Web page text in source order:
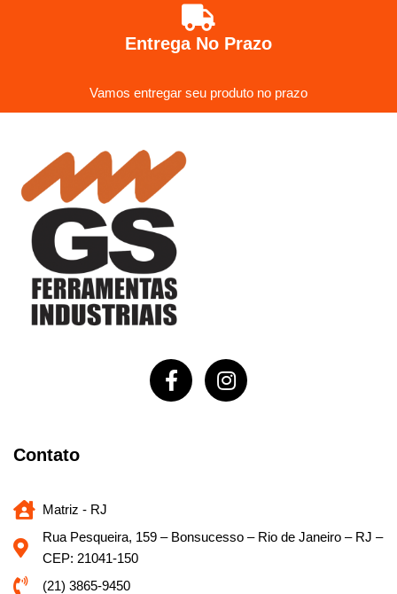
Entrega No Prazo
Vamos entregar seu produto no prazo
Contato
Matriz - RJ
Rua Pesqueira, 159 – Bonsucesso – Rio de Janeiro – RJ –
CEP: 21041-150
(21) 3865-9450